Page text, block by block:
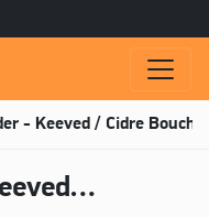
- Keeved / Cidre Bouché
Bouché